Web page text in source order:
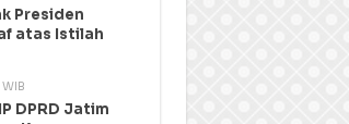
Presiden
atas Istilah
DPRD Jatim